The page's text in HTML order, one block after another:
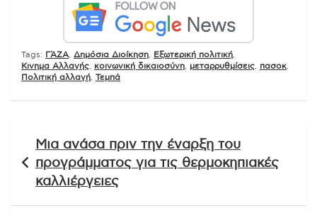
Tags: ΓΆΖΑ Δημόσια Διοίκηση Εξωτερική πολιτική
Κινημα Αλλαγής
κοινωνική δικαιοσύνη μεταρρυθμίσεις πασοκ
Πολιτική αλλαγή Τεμπά
άρθρων
Μια ανάσα πριν την έναρξη του
προγράμματος για τις θερμοκηπιακές
καλλιέργειες